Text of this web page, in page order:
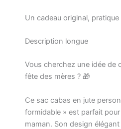
maman
Un cadeau original,
Description longue
Vous cherchez une idée de
fête des mères ? 🎁
Ce sac cabas en jute
formidable » est parfait
maman. Son design élégant